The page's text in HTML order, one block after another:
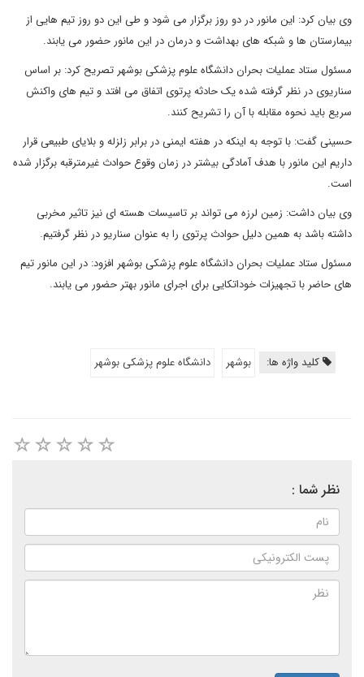
وی بیان کرد: این مانور در دو روز برگزار می شود و طی این دو روز تیم هایی از
بیمارستان ها و شبکه های بهداشت و درمان در این مانور حضور می یابند.
مسئول ستاد عملیات بحران دانشگاه علوم پزشکی بوشهر تصریح کرد: بر اساس
سناریوی در نظر گرفته شده یک حادثه پرتوی اتفاق می افتد و تیم های واکنش
سریع باید نحوه مقابله با آن را تشریح کنند.
حسینی گفت: با توجه به اینکه در هفته ایمنی در برابر زلزله و بلایای طبیعی قرار
داریم این مانور با هدف آمادگی بیشتر در زمان وقوع حوادث غیرمترقبه برگزار شده
است.
وی بیان داشت: زمین لرزه می تواند بر تاسیسات هسته ای نیز تاثیر مخربی
داشته باشد به همین دلیل حوادث پرتوی را به عنوان سناریو در نظر گرفتیم.
مسئول ستاد عملیات بحران دانشگاه علوم پزشکی بوشهر افزود: در این مانور تیم
کلید واژه ها: بوشهر دانشگاه علوم پزشکی بوشهر
نظر شما :